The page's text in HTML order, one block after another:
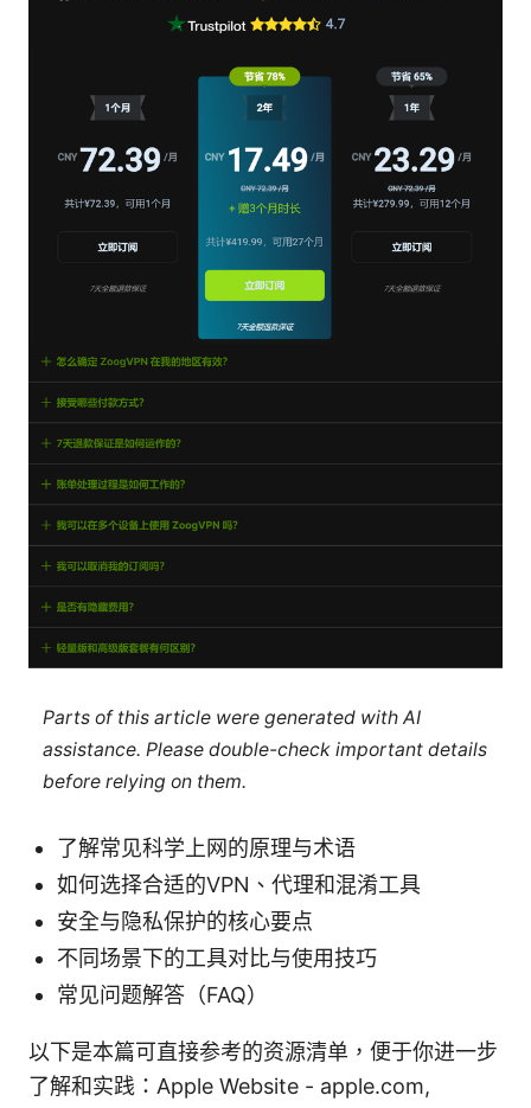
Parts of this article were generated with AI
assistance. Please double-check important details
before relying on them.
了解常见科学上网的原理与术语
如何选择合适的VPN、代理和混淆工具
安全与隐私保护的核心要点
不同场景下的工具对比与使用技巧
常见问题解答（FAQ）
以下是本篇可直接参考的资源清单，便于你进一步
了解和实践：Apple Website - apple.com,